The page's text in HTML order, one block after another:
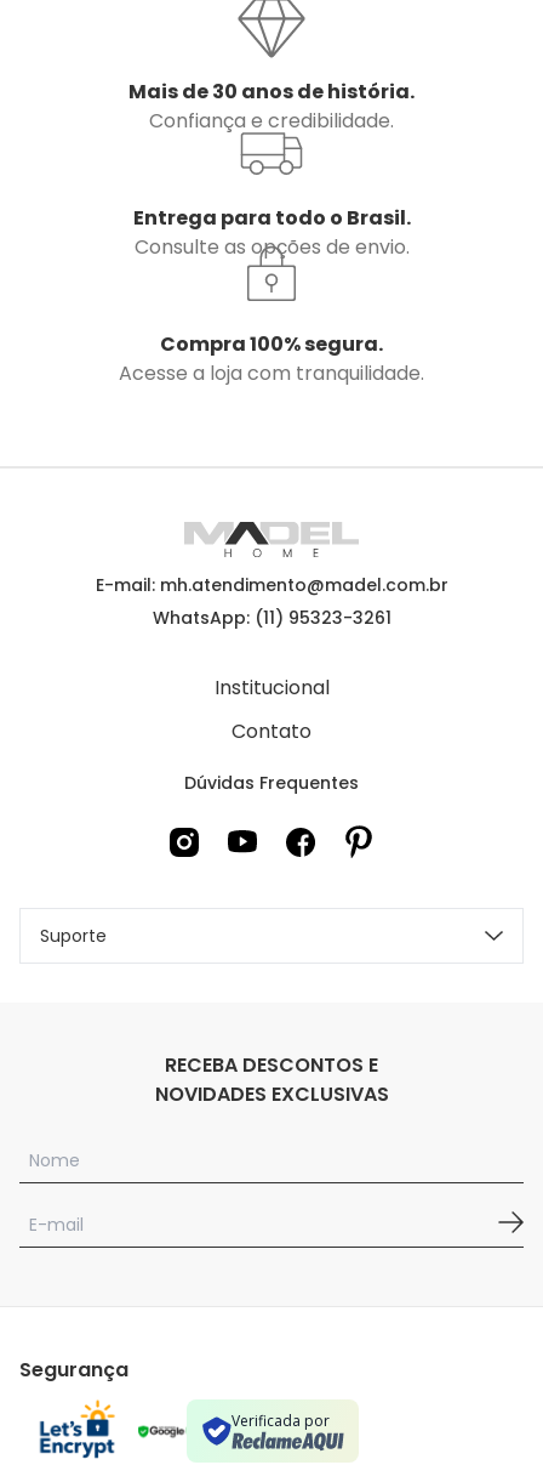
Mais de 30 anos de história.
Confiança e credibilidade.
Entrega para todo o Brasil.
Consulte as opções de envio.
Compra 100% segura.
Acesse a loja com tranquilidade.
E-mail: mh.atendimento@madel.com.br
WhatsApp: (11) 95323-3261
Institucional
Contato
Dúvidas Frequentes
Suporte
RECEBA DESCONTOS E
NOVIDADES EXCLUSIVAS
Segurança
Verificada por